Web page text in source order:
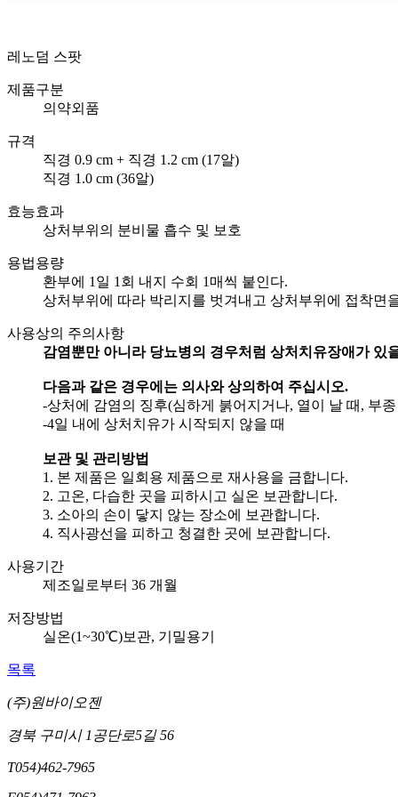
레노덤 스팟
제품구분
의약외품
규격
직경 0.9 cm + 직경 1.2 cm (17알)
직경 1.0 cm (36알)
효능효과
상처부위의 분비물 흡수 및 보호
용법용량
환부에 1일 1회 내지 수회 1매씩 붙인다.
상처부위에 따라 박리지를 벗겨내고 상처부위에 접착면
사용상의 주의사항
감염뿐만 아니라 당뇨병의 경우처럼 상처치유장애가 있
다음과 같은 경우에는 의사와 상의하여 주십시오.
-상처에 감염의 징후(심하게 붉어지거나, 열이 날 때, 부
-4일 내에 상처치유가 시작되지 않을 때
보관 및 관리방법
1. 본 제품은 일회용 제품으로 재사용을 금합니다.
2. 고온, 다습한 곳을 피하시고 실온 보관합니다.
3. 소아의 손이 닿지 않는 장소에 보관합니다.
4. 직사광선을 피하고 청결한 곳에 보관합니다.
사용기간
제조일로부터 36 개월
저장방법
실온(1~30℃)보관, 기밀용기
목록
(주)원바이오젠
경북 구미시 1공단로5길 56
T054)462-7965